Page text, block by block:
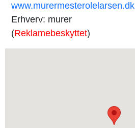
www.murermesterolelarsen.dk
Erhverv: murer
(Reklamebeskyttet)